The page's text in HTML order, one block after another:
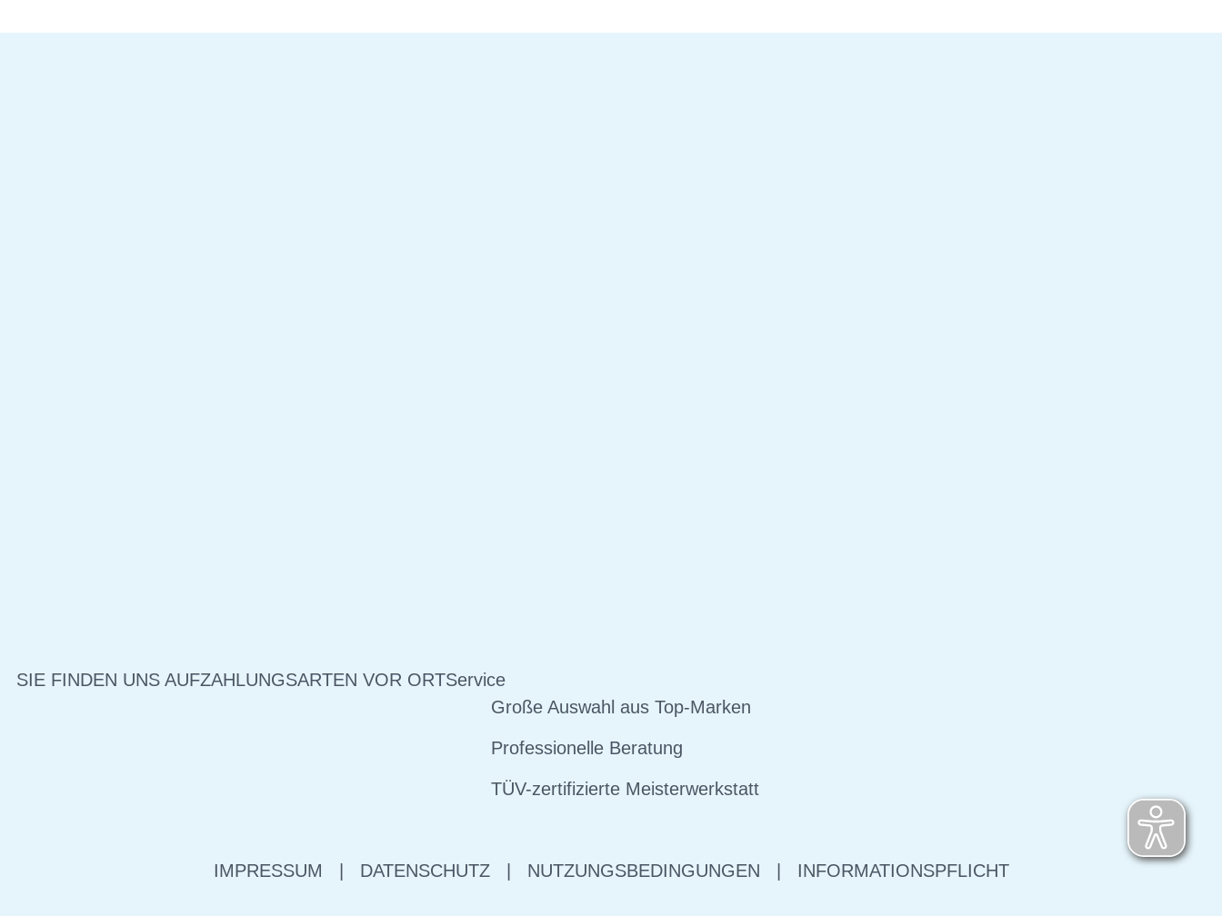
SIE FINDEN UNS AUFZAHLUNGSARTEN VOR ORTService
Große Auswahl aus Top-Marken
Professionelle Beratung
TÜV-zertifizierte Meisterwerkstatt
IMPRESSUM DATENSCHUTZ NUTZUNGSBEDINGUNGEN INFORMATIONSPFLICHT